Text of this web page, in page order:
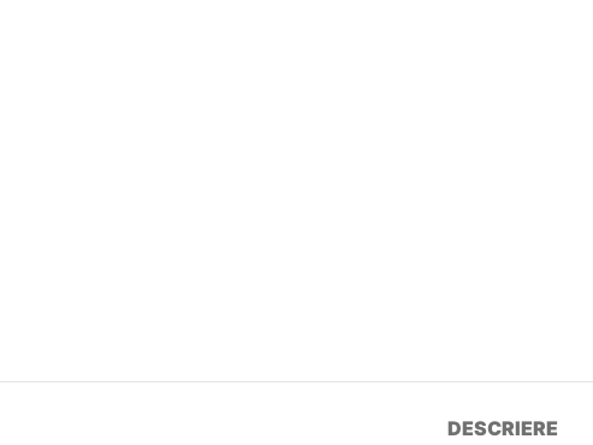
DESCRIERE